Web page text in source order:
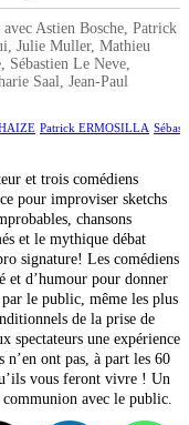
Astien Bosche, Patrick
Julie Muller, Mathieu
Sébastien Le Neve,
Saal, Jean-Paul
Patrick ERMOSILLA
et trois comédiens
pour improviser sketchs
chansons
et le mythique débat
signature! Les comédiens
et d’humour pour donner
le public, même les plus
de la prise de
spectateurs une expérience
ont pas, à part les 60
vous feront vivre ! Un
avec le public.